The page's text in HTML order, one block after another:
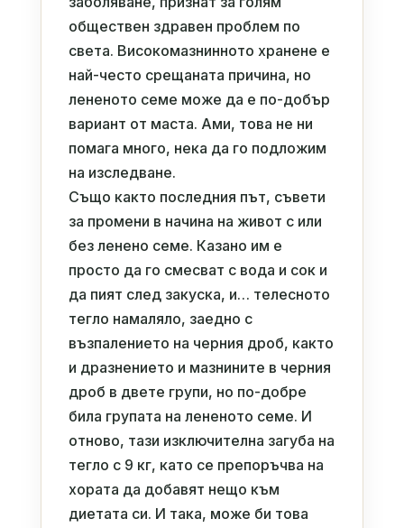
обществен здравен проблем по
света. Високомазнинното хранене е
най-често срещаната причина, но
лененото семе може да е по-добър
вариант от маста. Ами, това не ни
помага много, нека да го подложим
на изследване.
Също както последния път, съвети
за промени в начина на живот с или
без ленено семе. Казано им е
просто да го смесват с вода и сок и
да пият след закуска, и… телесното
тегло намаляло, заедно с
възпалението на черния дроб, както
и дразнението и мазнините в черния
дроб в двете групи, но по-добре
била групата на лененото семе. И
отново, тази изключителна загуба на
тегло с 9 кг, като се препоръчва на
хората да добавят нещо към
диетата си. И така, може би това